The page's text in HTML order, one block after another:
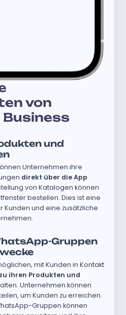
von
und
Unternehmen ihre
direkt über die App
von Katalogen können
bestellen. Dies ist eine
Kunden und eine zusätzliche
Gruppen
mit Kunden in Kontakt
ihren Produkten und
Unternehmen können
um Kunden zu erreichen.
Gruppen können